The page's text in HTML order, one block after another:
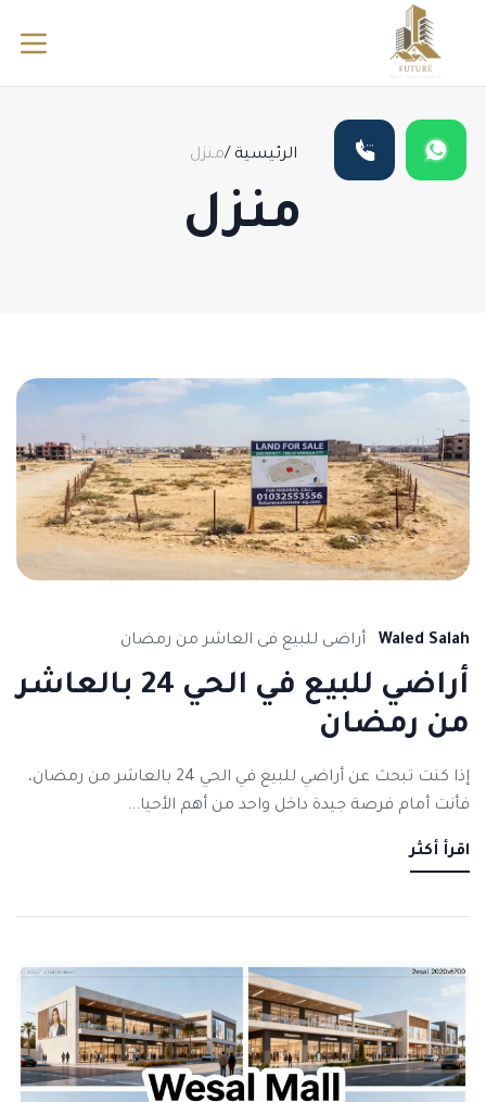
الرئيسية /منزل
منزل
Waled Salah أراضى للبيع فى العاشر من رمضان
أراضي للبيع في الحي 24 بالعاشر
من رمضان
إذا كنت تبحث عن أراضي للبيع في الحي 24 بالعاشر من رمضان،
فأنت أمام فرصة جيدة داخل واحد من أهم الأحيا...
اقرأ أكثر